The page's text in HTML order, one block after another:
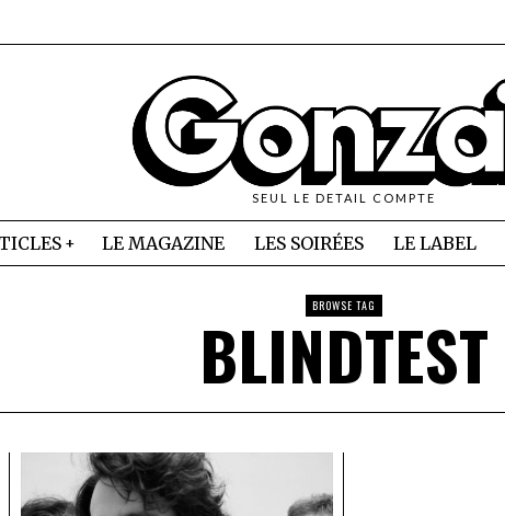
SEUL LE DETAIL COMPTE
LE MAGAZINE LES SOIRÉES LE LABEL
BROWSE TAG
BLINDTEST